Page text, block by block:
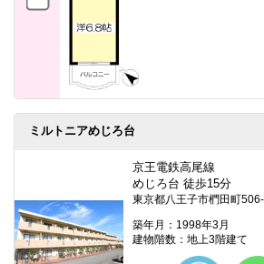
ミルトニアめじろ台
京王電鉄高尾線
めじろ台 徒歩15分
東京都八王子市椚田町
築年月：1998年3月
建物階数：地上3階建て